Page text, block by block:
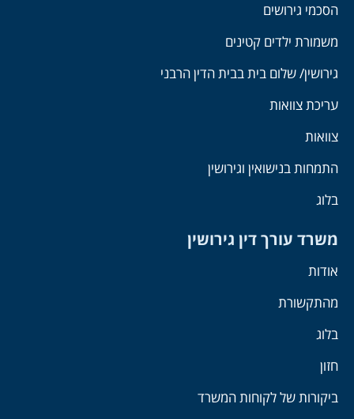
הסכמי גירושים
משמורת ילדים קטינים
גירושין/ שלום בית בבית הדין הרבני
עריכת צוואות
צוואות
התמחות בנישואין וגירושין
בלוג
משרד עורך דין גירושין
אודות
מהתקשורת
בלוג
חזון
ביקורות של לקוחות המשרד